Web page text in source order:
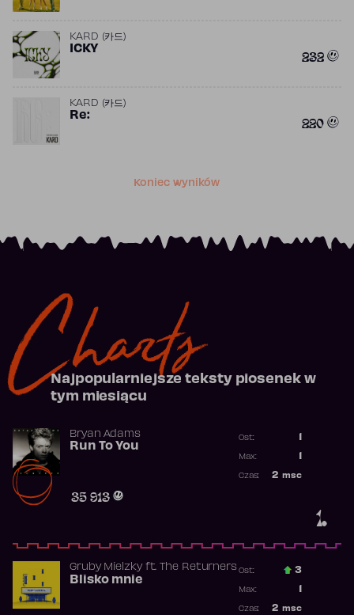
KARD (카드)
ICKY 232
KARD (카드)
Re: 220
Koniec wyników
Charts
Najpopularniejsze teksty piosenek w
tym miesiącu
1.
Bryan Adams
Run To You
35 913
Ost.:
Max:
2 msc
Czas:
Gruby Mielzkyft. The Returners
Blisko mnie
Ost.: 3
Max:
2 msc
Czas: